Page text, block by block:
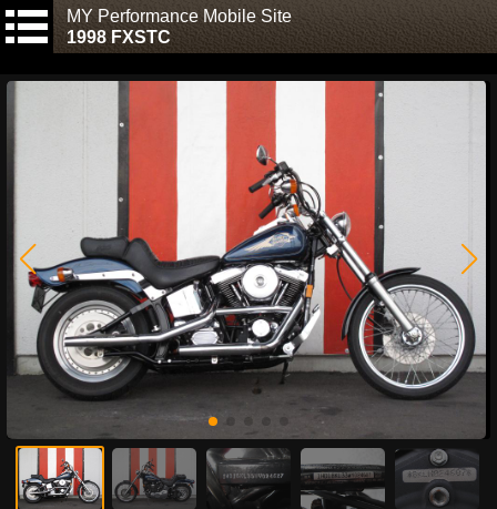
MY Performance Mobile Site
1998 FXSTC